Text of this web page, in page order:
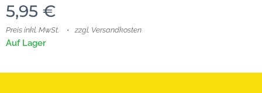
5,95 €
Preis inkl. MwSt. zzgl. Versandkosten
Auf Lager